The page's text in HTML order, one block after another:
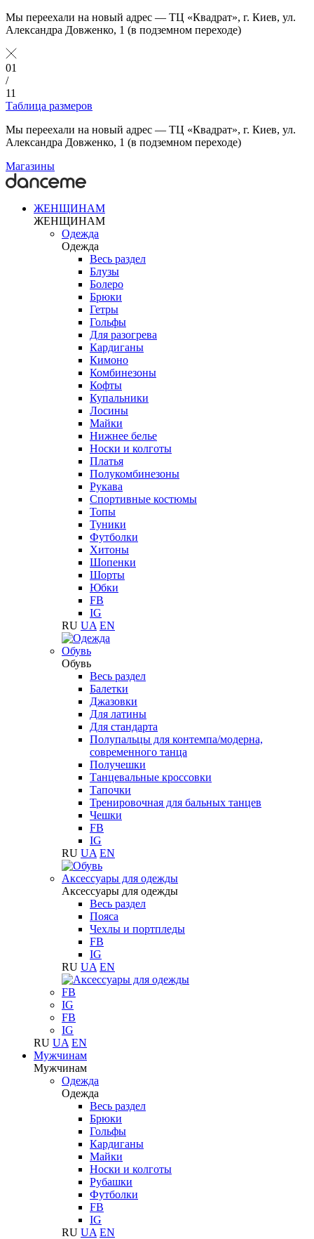
Мы переехали на новый адрес — ТЦ «Квадрат», г. Киев, ул.
Александра Довженко, 1 (в подземном переходе)
01
/
11
Таблица размеров
Мы переехали на новый адрес — ТЦ «Квадрат», г. Киев, ул.
Александра Довженко, 1 (в подземном переходе)
Магазины
ЖЕНЩИНАМ
ЖЕНЩИНАМ
Одежда
Одежда
Весь раздел
Блузы
Болеро
Брюки
Гетры
Гольфы
Для разогрева
Кардиганы
Кимоно
Комбинезоны
Кофты
Купальники
Лосины
Майки
Нижнее белье
Носки и колготы
Платья
Полукомбинезоны
Рукава
Спортивные костюмы
Топы
Туники
Футболки
Хитоны
Шопенки
Шорты
Юбки
FB
IG
RU UA EN
Обувь
Обувь
Весь раздел
Балетки
Джазовки
Для латины
Для стандарта
Полупальцы для контемпа/модерна,
современного танца
Получешки
Танцевальные кроссовки
Тапочки
Тренировочная для бальных танцев
Чешки
FB
IG
RU UA EN
Aксессуары для одежды
Aксессуары для одежды
Весь раздел
Пояса
Чехлы и портпледы
FB
IG
RU UA EN
FB
IG
FB
IG
RU UA EN
Мужчинам
Мужчинам
Одежда
Одежда
Весь раздел
Брюки
Гольфы
Кардиганы
Майки
Носки и колготы
Рубашки
Футболки
FB
IG
RU UA EN